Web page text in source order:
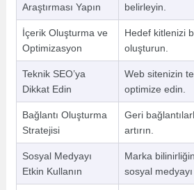
Araştırması Yapın belirleyin.
İçerik Oluşturma ve
Optimizasyon
Hedef kitlenizi
oluşturun.
Teknik SEO’ya
Dikkat Edin
Web sitenizin
optimize edin.
Bağlantı Oluşturma
Stratejisi
Geri
artırın.
Sosyal Medyayı
Etkin Kullanın
Marka
sosyal medyayı